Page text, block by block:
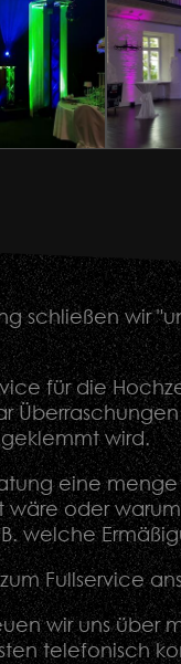
schließen wir
für die
wird.
eine
oder
welche
Fullservice
wir uns
telefonisch